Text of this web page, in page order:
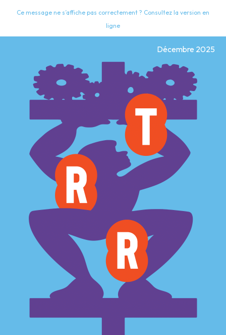
Ce message ne s’affiche pas correctement ? Consultez la version en
ligne
Décembre 2025